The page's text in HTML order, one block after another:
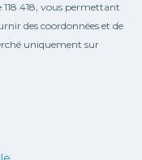
418, vous permettant
des coordonnées et de
uniquement sur